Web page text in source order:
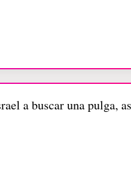
a buscar una pulga,